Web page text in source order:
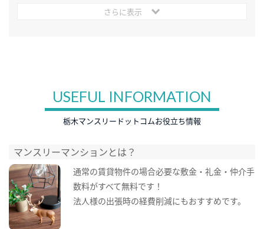
さらに表示
USEFUL INFORMATION
栃木マンスリードットコムお役立ち情報
マンスリーマンションとは？
通常の賃貸物件の場合必要な敷金・礼金・仲介手
数料がすべて無料です！
法人様の出張時の経費削減にもおすすめです。